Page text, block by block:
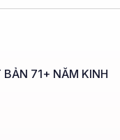
BẢN 71+ NĂM KINH